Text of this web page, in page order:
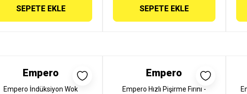
SEPETE EKLE SEPETE EKLE
Empero
Empero İndüksiyon Wok
Empero
Empero Hızlı Pişirme Fırını -